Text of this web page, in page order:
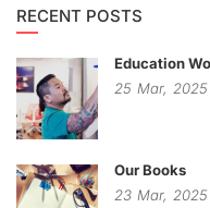
RECENT POSTS
Education
25 Mar, 2025
Our Books
23 Mar, 2025